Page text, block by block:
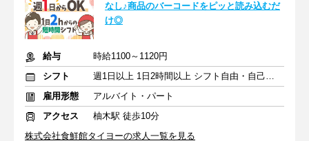
なし♪商品のバーコードをピッと読み込むだ
け◎
給与
時給1100～1120円
シフト
週1日以上 1日2時間以上 シフト自由・自己申告
雇用形態
アルバイト・パート
アクセス
柚木駅 徒歩10分
株式会社食鮮館タイヨーの求人一覧を見る